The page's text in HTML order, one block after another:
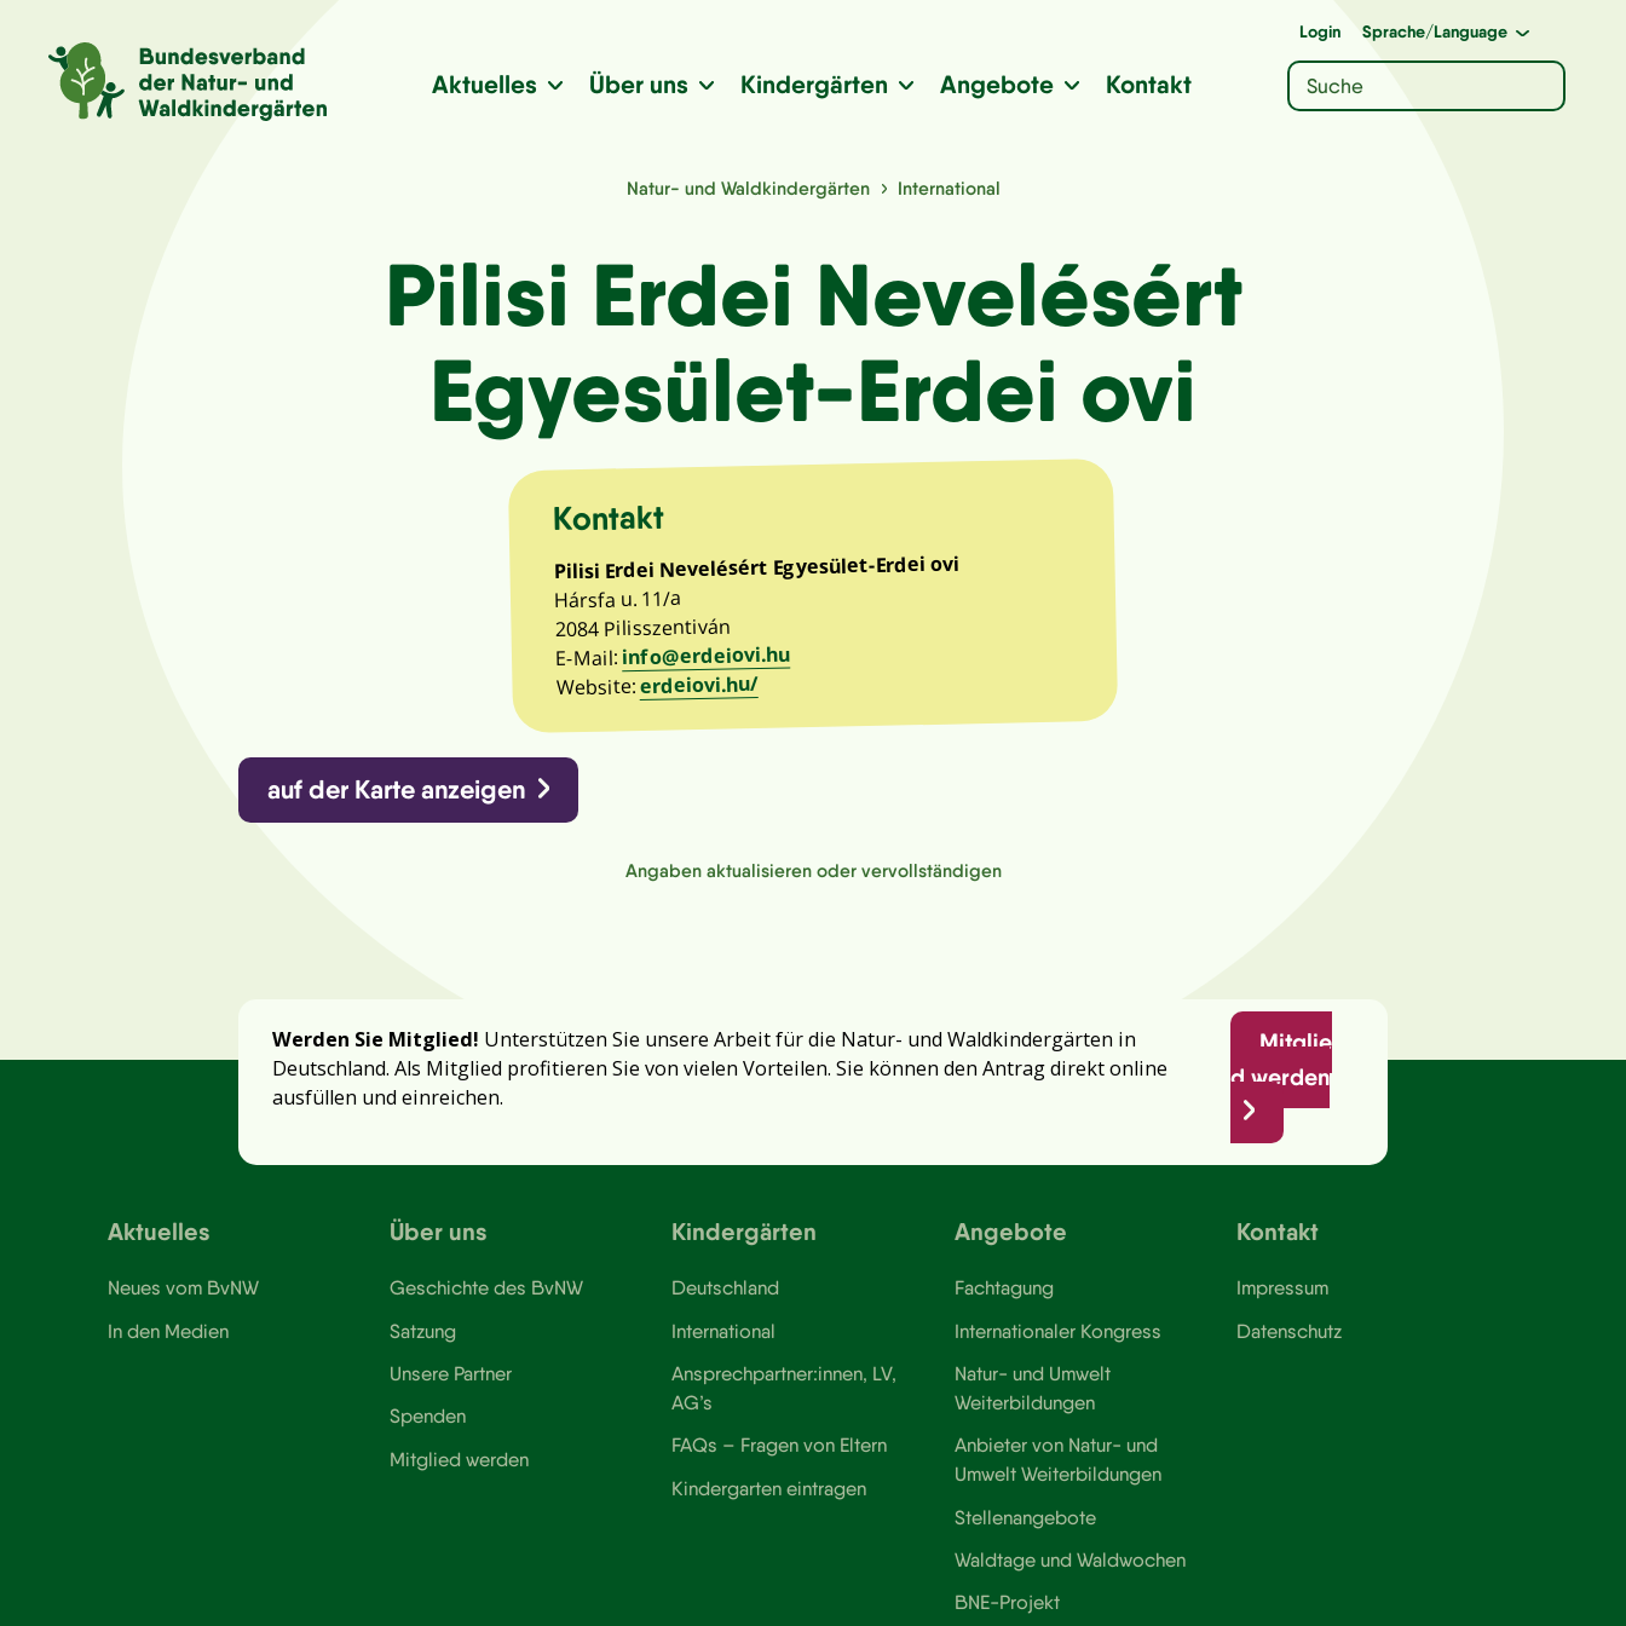
Login Sprache/Language
Aktuelles Über uns Kindergärten Angebote Kontakt
Natur- und Waldkindergärten International
Pilisi Erdei Nevelésért
Egyesület-Erdei ovi
Kontakt
Pilisi Erdei Nevelésért Egyesület-Erdei ovi
Hársfa u. 11/a
2084 Pilisszentiván
E-Mail: info@erdeiovi.hu
Website:erdeiovi.hu/
auf der Karte anzeigen
Angaben aktualisieren oder vervollständigen
Werden Sie Mitglied! Unterstützen Sie unsere Arbeit für die Natur- und Waldkindergärten in
Deutschland. Als Mitglied profitieren Sie von vielen Vorteilen. Sie können den Antrag direkt online
ausfüllen und einreichen.
Mitglie
d werden
Aktuelles
Neues vom BvNW
In den Medien
Über uns
Geschichte des BvNW
Satzung
Unsere Partner
Spenden
Mitglied werden
Kindergärten
Deutschland
International
Ansprechpartner:innen, LV,
AG’s
FAQs – Fragen von Eltern
Kindergarten eintragen
Angebote
Fachtagung
Internationaler Kongress
Natur- und Umwelt
Weiterbildungen
Anbieter von Natur- und
Umwelt Weiterbildungen
Stellenangebote
Waldtage und Waldwochen
BNE-Projekt
Kontakt
Impressum
Datenschutz